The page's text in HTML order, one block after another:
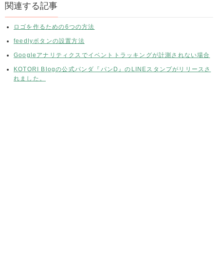
関連する記事
ロゴを作るための6つの方法
feedlyボタンの設置方法
Googleアナリティクスでイベントトラッキングが計測されない場合
KOTORI Blogの公式パンダ『パンD』のLINEスタンプがリリースさ
れました。